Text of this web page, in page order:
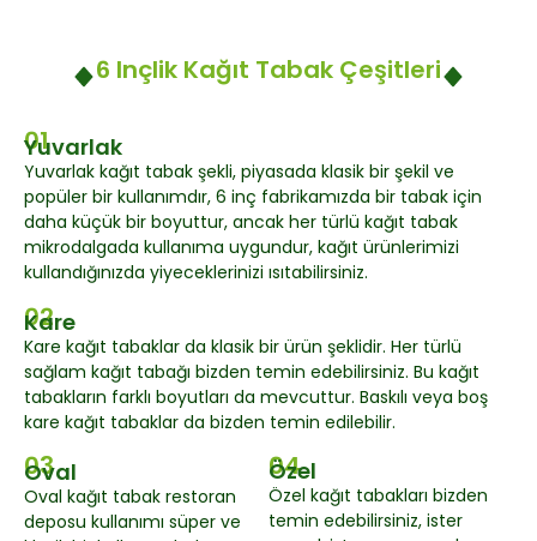
6 Inçlik Kağıt Tabak Çeşitleri
01
Yuvarlak
Yuvarlak kağıt tabak şekli, piyasada klasik bir şekil ve
popüler bir kullanımdır, 6 inç fabrikamızda bir tabak için
daha küçük bir boyuttur, ancak her türlü kağıt tabak
mikrodalgada kullanıma uygundur, kağıt ürünlerimizi
kullandığınızda yiyeceklerinizi ısıtabilirsiniz.
02
Kare
Kare kağıt tabaklar da klasik bir ürün şeklidir. Her türlü
sağlam kağıt tabağı bizden temin edebilirsiniz. Bu kağıt
tabakların farklı boyutları da mevcuttur. Baskılı veya boş
kare kağıt tabaklar da bizden temin edilebilir.
03
Oval
Oval kağıt tabak restoran
deposu kullanımı süper ve
04
Özel
Özel kağıt tabakları bizden
temin edebilirsiniz, ister